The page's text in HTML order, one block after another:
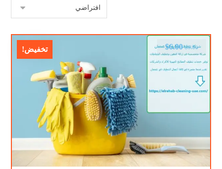
تخفيض! $9.00
$6.00